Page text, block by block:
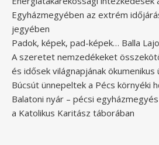
Egyházmegyében az extrém
jegyében
Padok, képek, pad-képek… Balla
A szeretet nemzedékeket
és idősek világnapjának ökumenikus
Búcsút ünnepeltek a Pécs környéki
Balatoni nyár – pécsi
a Katolikus Karitász táborában